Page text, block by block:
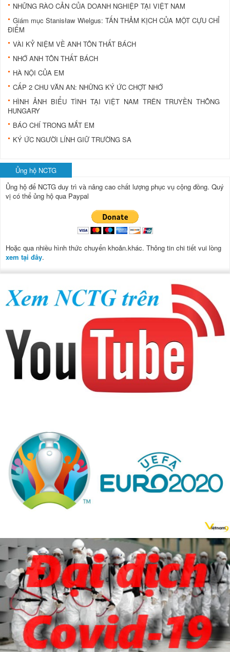
NHỮNG RÀO CẢN CỦA DOANH NGHIỆP TẠI VIỆT NAM
Giám mục Stanisław Wielgus: TẤN THẢM KỊCH CỦA MỘT CỰU CHỈ
ĐIỂM
VÀI KỶ NIỆM VỀ ANH TÔN THẤT BÁCH
NHỚ ANH TÔN THẤT BÁCH
HÀ NỘI CỦA EM
CẤP 2 CHU VĂN AN: NHỮNG KÝ ỨC CHỢT NHỚ
HÌNH ẢNH BIỂU TÌNH TẠI VIỆT NAM TRÊN TRUYỀN THÔNG
HUNGARY
BÁO CHÍ TRONG MẮT EM
KÝ ỨC NGƯỜI LÍNH GIỮ TRƯỜNG SA
Ủng hộ NCTG
Ủng hộ để NCTG duy trì và nâng cao chất lượng phục vụ cộng đồng. Quý
vị có thể ủng hộ qua Paypal
Hoặc qua nhiều hình thức chuyển khoản.khác. Thông tin chi tiết vui lòng
xem tại đây.